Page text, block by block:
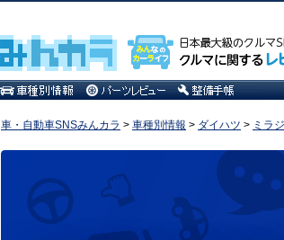
車・自動車SNSみんカラ > 車種別情報 > ダイハツ > ミラ